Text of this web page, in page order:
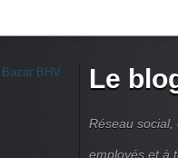
Le
Réseau
employés et à